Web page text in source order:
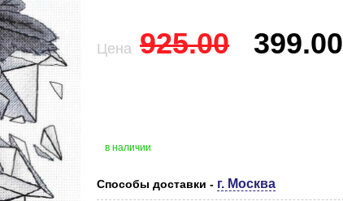
Цена 925.00
в наличии
Способы доставки - г. Москва